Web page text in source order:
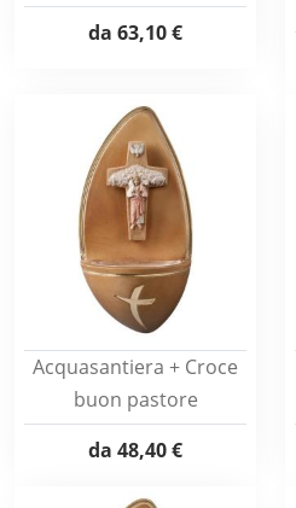
da 63,10 €
Acquasantiera + Croce
buon pastore
da 48,40 €